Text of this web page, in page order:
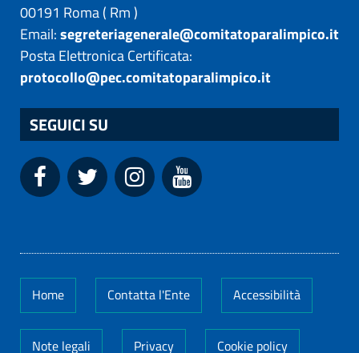
00191 Roma( Rm)
Email:segreteriagenerale@comitatoparalimpico.it
Posta Elettronica Certificata:
protocollo@pec.comitatoparalimpico.it
SEGUICI SU
Home Contatta l'Ente Accessibilità
Note legali Privacy Cookie policy